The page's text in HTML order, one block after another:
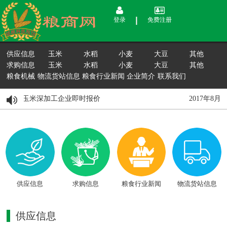
登录 免费注册
供应信息 玉米 水稻 小麦 大豆
其他
求购信息
玉米 水稻 小麦 大豆
其他
粮食机械 物流货站信息 粮食行业新闻 企业简介 联系我们
国内玉米深加工企业即时报价 2017年8月
供应信息 求购信息 粮食行业新闻 物流货站信息
供应信息